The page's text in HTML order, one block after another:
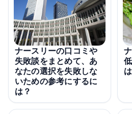
ナースリーの口コミや
失敗談をまとめて、あ
なたの選択を失敗しな
いための参考にするに
は？